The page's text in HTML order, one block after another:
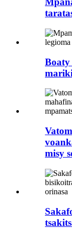
Boaty
misy